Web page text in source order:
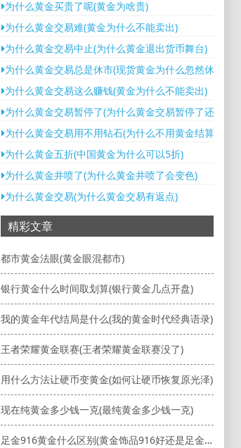
为什么黄金买贵了呢(黄金为啥贵)
为什么黄金交易难(黄金为什么不能卖出)
为什么黄金交易中止(为什么黄金退出货币舞台)
为什么黄金交易总是休市(现货黄金为什么忽然休市)
为什么黄金交易这么赚钱(黄金为什么不能卖出)
为什么黄金交易暂停了(为什么黄金交易暂停了还能交易)
为什么黄金交易用不用钻石(为什么不用黄金结算)
为什么黄金五折(中国黄金为什么可以5折)
为什么黄金井喷了(为什么黄金井喷了会变色)
为什么黄金交易(为什么黄金交易有返点)
精彩文章
都市黄金法眼(黄金眼混都市)
银行黄金什么时间取划算(银行黄金几点开盘)
我的黄金年代结局是什么(我的黄金时代经典语录)
王者荣耀黄金联赛(王者荣耀黄金联赛没了)
用什么方法让硬币变黄金(如何让硬币恢复原光泽)
现在纯黄金多少钱一克(最纯黄金多少钱一克)
足金916黄金什么区别(黄金饰品916好还是足金好)